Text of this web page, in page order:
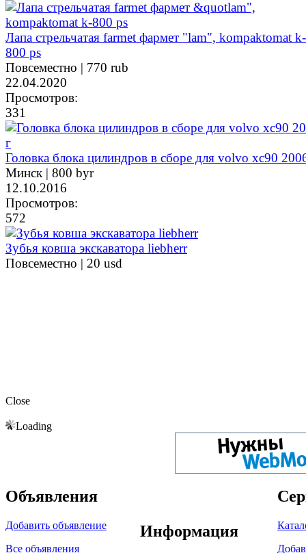
Лапа стрельчатая farmet фармет "lam", kompaktomat k-
800 ps
Повсеместно | 770 rub
22.04.2020
Просмотров:
331
Головка блока цилиндров в сборе для volvo xc90
Минск | 800 byr
12.10.2016
Просмотров:
572
Зубья ковша экскаватора liebherr
Повсеместно | 20 usd
Close
Loading
Объявления
Добавить объявление
Все объявления
Информация